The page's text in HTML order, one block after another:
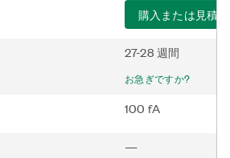
購入または見積
27-28 週間
お急ぎですか?
100 fA
—